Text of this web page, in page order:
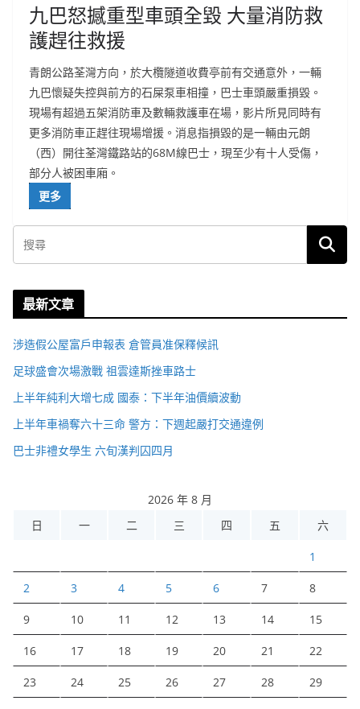
九巴怒撼重型車頭全毀 大量消防救
護趕往救援
青朗公路荃灣方向，於大欖隧道收費亭前有交通意外，一輛
九巴懷疑失控與前方的石屎泵車相撞，巴士車頭嚴重損毀。
現場有超過五架消防車及數輛救護車在場，影片所見同時有
更多消防車正趕往現場增援。消息指損毀的是一輛由元朗
（西）開往荃灣鐵路站的68M線巴士，現至少有十人受傷，
部分人被困車廂。
更多
最新文章
涉造假公屋富戶申報表 倉管員准保釋候訊
足球盛會次場激戰 祖雲達斯挫車路士
上半年純利大增七成 國泰：下半年油價續波動
上半年車禍奪六十三命 警方：下週起嚴打交通違例
巴士非禮女學生 六旬漢判囚四月
2026 年 8 月
日
一 二 三 四 五 六
1
2 3 4 5 6 7 8
9 10 11 12 13 14 15
16 17 18 19 20 21 22
23 24 25 26 27 28 29